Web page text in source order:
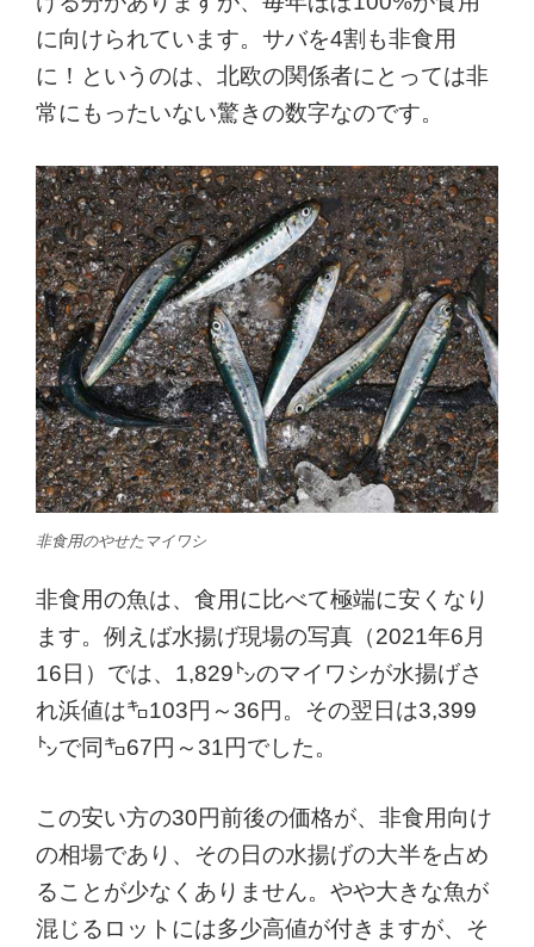
に向けられています。サバを4割も非食用
に！というのは、北欧の関係者にとっては非
常にもったいない驚きの数字なのです。
非食用のやせたマイワシ
非食用の魚は、食用に比べて極端に安くなり
ます。例えば水揚げ現場の写真（2021年6月
16日）では、1,829㌧のマイワシが水揚げさ
れ浜値は㌔103円～36円。その翌日は3,399
㌧で同㌔67円～31円でした。
この安い方の30円前後の価格が、非食用向け
の相場であり、その日の水揚げの大半を占め
ることが少なくありません。やや大きな魚が
混じるロットには多少高値が付きますが、そ